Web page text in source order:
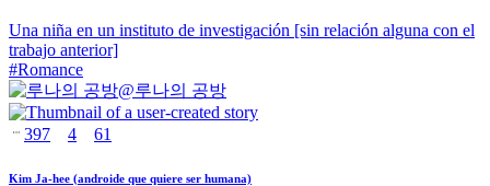
Una niña en un instituto de investigación [sin relación alguna con el
trabajo anterior]
#Romance
@루나의 공방
397 4 61
Kim Ja-hee (androide que quiere ser humana)